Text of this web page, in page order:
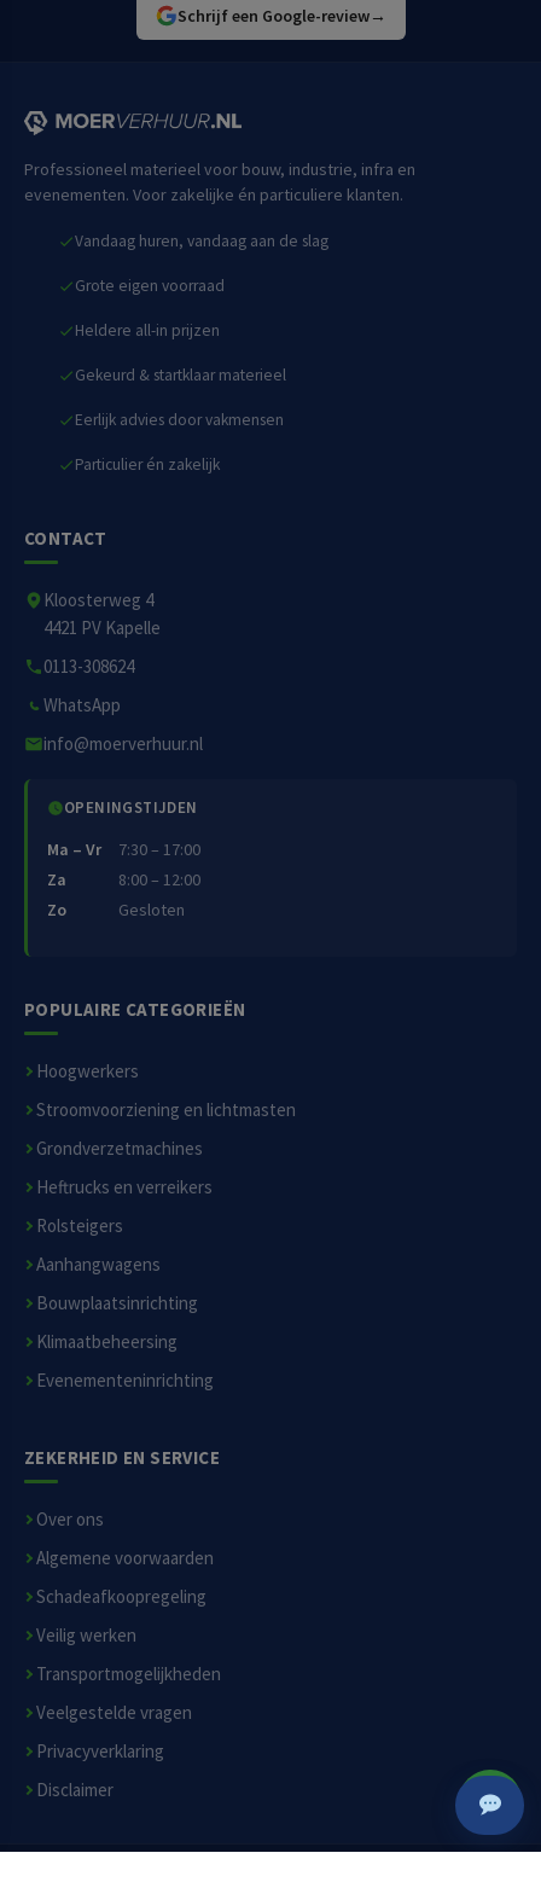
Schrijf een Google-review→
Professioneel materieel voor bouw, industrie, infra en
evenementen. Voor zakelijke én particuliere klanten.
Vandaag huren, vandaag aan de slag
Grote eigen voorraad
Heldere all-in prijzen
Gekeurd & startklaar materieel
Eerlijk advies door vakmensen
Particulier én zakelijk
CONTACT
Kloosterweg 4
4421 PV Kapelle
0113-308624
WhatsApp
info@moerverhuur.nl
OPENINGSTIJDEN
Ma – Vr
7:30 – 17:00
Za
8:00 – 12:00
Zo
Gesloten
POPULAIRE CATEGORIEËN
Hoogwerkers
Stroomvoorziening en lichtmasten
Grondverzetmachines
Heftrucks en verreikers
Rolsteigers
Aanhangwagens
Bouwplaatsinrichting
Klimaatbeheersing
Evenementeninrichting
ZEKERHEID EN SERVICE
Over ons
Algemene voorwaarden
Schadeafkoopregeling
Veilig werken
Transportmogelijkheden
Veelgestelde vragen
Privacyverklaring
Disclaimer